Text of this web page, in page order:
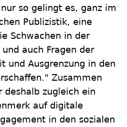
so gelingt es, ganz im
Publizistik, eine
Schwachen in der
auch Fragen der
und Ausgrenzung in den
Zusammen
deshalb zugleich ein
auf digitale
in den sozialen